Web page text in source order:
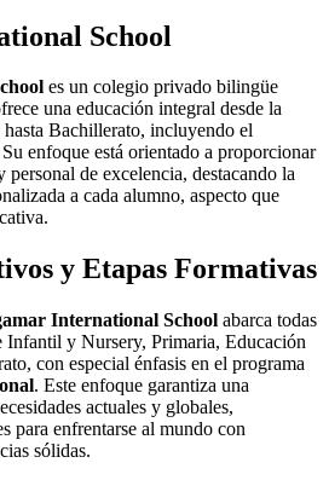
School
es un colegio privado bilingüe
una educación integral desde la
Bachillerato, incluyendo el
enfoque está orientado a proporcionar
de excelencia, destacando la
a cada alumno, aspecto que
y Etapas Formativas
International School abarca todas
Infantil y Nursery, Primaria, Educación
con especial énfasis en el programa
. Este enfoque garantiza una
actuales y globales,
para enfrentarse al mundo con
sólidas.